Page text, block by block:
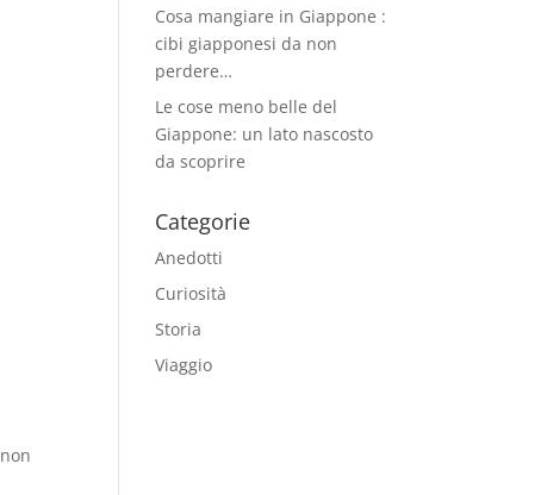
non
Cosa mangiare in Giappone :
cibi giapponesi da non
perdere…
Le cose meno belle del
Giappone: un lato nascosto
da scoprire
Categorie
Anedotti
Curiosità
Storia
Viaggio